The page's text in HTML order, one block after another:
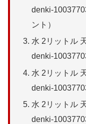
denki-
ント）
水 2リットル
denki-
水 2リットル
denki-
水 2リットル
denki-